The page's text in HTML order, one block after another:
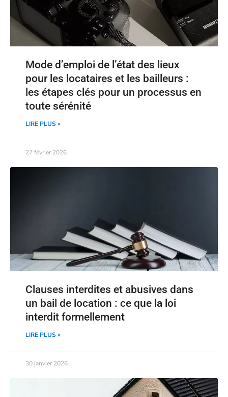
Mode d’emploi de l’état des lieux
pour les locataires et les bailleurs :
les étapes clés pour un processus en
toute sérénité
LIRE PLUS »
27 février 2026
Clauses interdites et abusives dans
un bail de location : ce que la loi
interdit formellement
LIRE PLUS »
30 janvier 2026